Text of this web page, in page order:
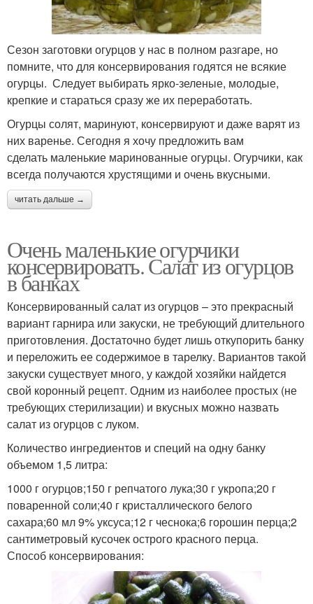
Сезон заготовки огурцов у нас в полном разгаре, но
помните, что для консервирования годятся не всякие
огурцы. Следует выбирать ярко-зеленые, молодые,
крепкие и стараться сразу же их переработать.
Огурцы солят, маринуют, консервируют и даже варят из
них варенье. Сегодня я хочу предложить вам
сделать маленькие маринованные огурцы. Огурчики, как
всегда получаются хрустящими и очень вкусными.
читать дальше →
Очень маленькие огурчики
консервировать. Салат из огурцов
в банках
Консервированный салат из огурцов – это прекрасный
вариант гарнира или закуски, не требующий длительного
приготовления. Достаточно будет лишь откупорить банку
и переложить ее содержимое в тарелку. Вариантов такой
закуски существует много, у каждой хозяйки найдется
свой коронный рецепт. Одним из наиболее простых (не
требующих стерилизации) и вкусных можно назвать
салат из огурцов с луком.
Количество ингредиентов и специй на одну банку
объемом 1,5 литра:
1000 г огурцов;150 г репчатого лука;30 г укропа;20 г
поваренной соли;40 г кристаллического белого
сахара;60 мл 9% уксуса;12 г чеснока;6 горошин перца;2
сантиметровый кусочек острого красного перца.
Способ консервирования: